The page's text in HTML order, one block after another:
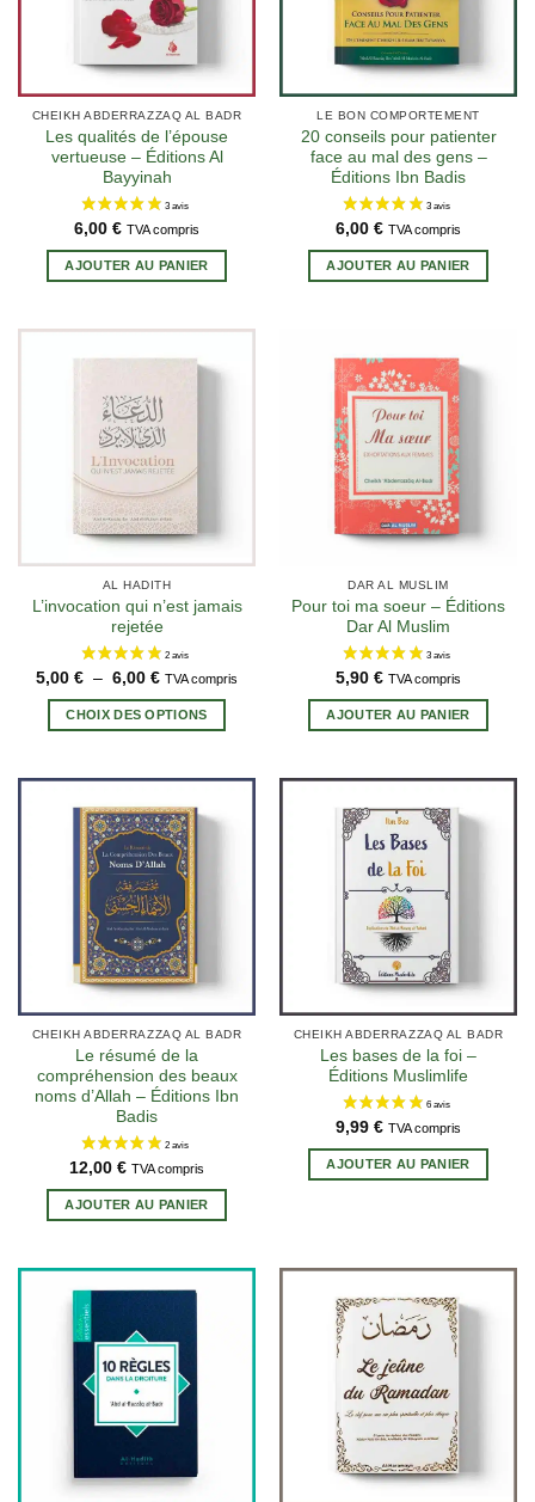
9 avis
CHEIKH ABDERRAZZAQ AL BADR
Les qualités de l’épouse
vertueuse – Éditions Al
Bayyinah
6,00 € TVA compris
AJOUTER AU PANIER
LE BON COMPORTEMENT
20 conseils pour patienter
face au mal des gens –
Éditions Ibn Badis
6,00 € TVA compris
AJOUTER AU PANIER
AL HADITH
L’invocation qui n’est jamais
rejetée
5,00 € – 6,00 €Plage
prix :
5,00 €
TVA compris
CHOIX DES OPTIONS
Ce
DAR AL MUSLIM
Pour toi ma soeur – Éditions
Dar Al Muslim
5,90 € TVA compris
AJOUTER AU PANIER
CHEIKH ABDERRAZZAQ AL BADR
Le résumé de la
compréhension des beaux
noms d’Allah – Éditions Ibn
Badis
12,00 € TVA compris
AJOUTER AU PANIER
CHEIKH ABDERRAZZAQ AL BADR
Les bases de la foi –
Éditions Muslimlife
9,99 € TVA compris
AJOUTER AU PANIER